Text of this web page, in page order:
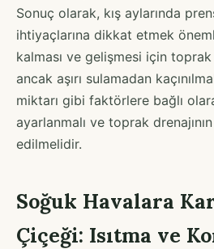
Sonuç olarak, kış aylarında
ihtiyaçlarına dikkat etmek
kalması ve gelişmesi için
ancak aşırı sulamadan
miktarı gibi faktörlere bağlı
ayarlanmalı ve toprak
edilmelidir.
Soğuk Havalara
Çiçeği: Isıtma ve